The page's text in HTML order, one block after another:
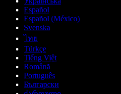
Español
Español (México)
Svenska
ไทย
Türkçe
Tiếng Việt
Română
Português
Български